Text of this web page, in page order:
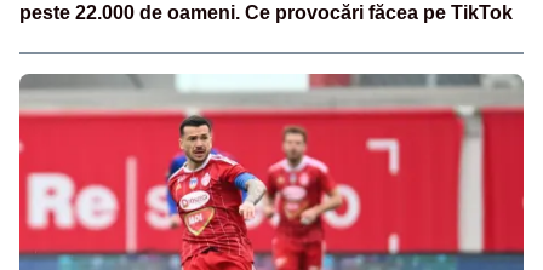
peste 22.000 de oameni. Ce provocări făcea pe TikTok